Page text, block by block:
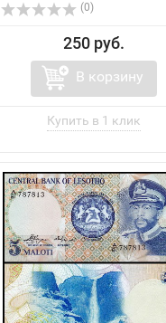
(0)
250 руб.
В корзину